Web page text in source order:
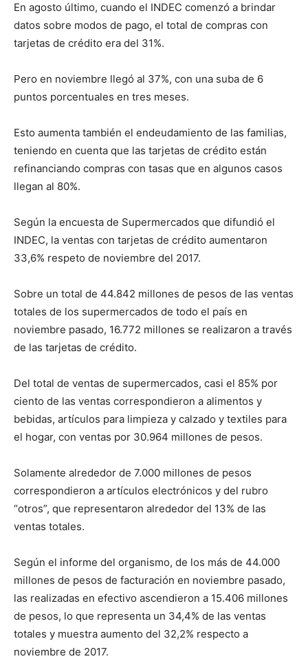
En agosto último, cuando el INDEC comenzó a brindar
datos sobre modos de pago, el total de compras con
tarjetas de crédito era del 31%.
Pero en noviembre llegó al 37%, con una suba de 6
puntos porcentuales en tres meses.
Esto aumenta también el endeudamiento de las familias,
teniendo en cuenta que las tarjetas de crédito están
refinanciando compras con tasas que en algunos casos
llegan al 80%.
Según la encuesta de Supermercados que difundió el
INDEC, la ventas con tarjetas de crédito aumentaron
33,6% respeto de noviembre del 2017.
Sobre un total de 44.842 millones de pesos de las ventas
totales de los supermercados de todo el país en
noviembre pasado, 16.772 millones se realizaron a través
de las tarjetas de crédito.
Del total de ventas de supermercados, casi el 85% por
ciento de las ventas correspondieron a alimentos y
bebidas, artículos para limpieza y calzado y textiles para
el hogar, con ventas por 30.964 millones de pesos.
Solamente alrededor de 7.000 millones de pesos
correspondieron a artículos electrónicos y del rubro
“otros”, que representaron alrededor del 13% de las
ventas totales.
Según el informe del organismo, de los más de 44.000
millones de pesos de facturación en noviembre pasado,
las realizadas en efectivo ascendieron a 15.406 millones
de pesos, lo que representa un 34,4% de las ventas
totales y muestra aumento del 32,2% respecto a
noviembre de 2017.